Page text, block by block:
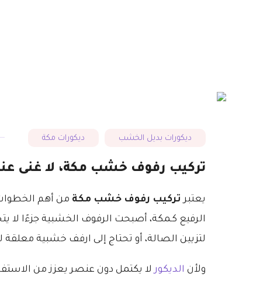
ديكورات بديل الخشب ديكورات مكة
تركيب رفوف خشب مكة، لا غنى
يعتبر تركيب رفوف خشب مكة من أهم
الرفيع كـمكة، أصبحت الرفوف الخشبية جزءًا
لتزيين الصالة، أو تحتاج إلى ارفف خشبية
ولأن الديكورلا يكتمل دون عنصر يعزز من